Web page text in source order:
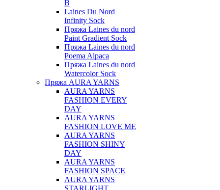
B
Laines Du Nord
Infinity Sock
Пряжа Laines du nord
Paint Gradient Sock
Пряжа Laines du nord
Poema Alpaca
Пряжа Laines du nord
Watercolor Sock
Пряжа AURA YARNS
AURA YARNS
FASHION EVERY
DAY
AURA YARNS
FASHION LOVE ME
AURA YARNS
FASHION SHINY
DAY
AURA YARNS
FASHION SPACE
AURA YARNS
STARLIGHT